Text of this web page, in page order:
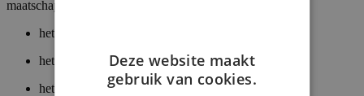
maatschappelijke opgaven. De aanpak is gericht op:
het gezamenlijk duiden van complexe vraagstukken
het maken van expliciete keuzes
het verbinden van beleid, positionering en praktijk
Deze website maakt
gebruik van cookies.